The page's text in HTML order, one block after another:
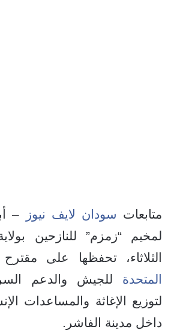
متابعات سودان لايف نيوز
–
لمخيم “زمزم” للنازحين
الثلاثاء، تحفظها على
المتحدة للجيش والدعم
لتوزيع الإغاثة والمساعدات
داخل مدينة الفاشر.